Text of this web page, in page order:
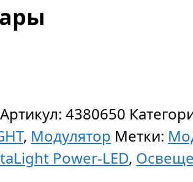
Артикул:4380650
, Модулятор Метки:
Power-LED,